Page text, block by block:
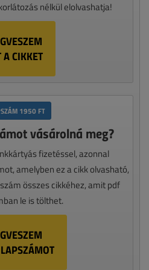
nélkül elolvashatja!
A CIKKET
1950 FT
vásárolná meg?
fizetéssel, azonnal
amelyben ez a cikk olvasható,
összes cikkéhez, amit pdf
le is tölthet.